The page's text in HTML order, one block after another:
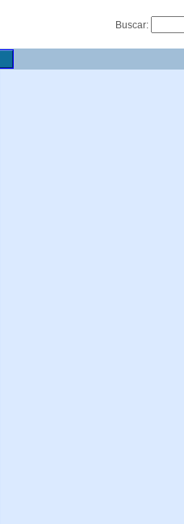
Buscar: